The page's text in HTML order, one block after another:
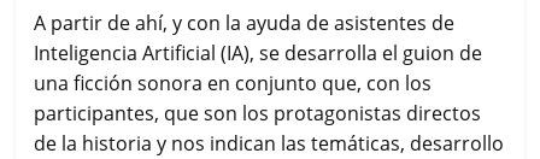
A partir de ahí, y con la ayuda de asistentes de
Inteligencia Artificial (IA), se desarrolla el guion de
una ficción sonora en conjunto que, con los
participantes, que son los protagonistas directos
de la historia y nos indican las temáticas, desarrollo